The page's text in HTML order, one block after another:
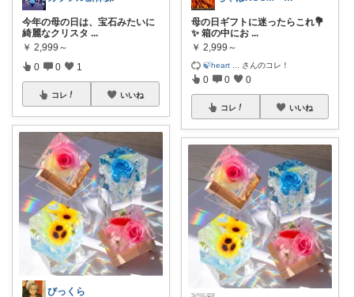
今年の母の日は、宝石みたいに
綺麗なクリスタ ...
￥ 2,999～
0 0 1
コレ いいね
びっくら
母の日ギフトに迷ったらこれ💐
✨ 箱の中にお ...
￥ 2,999～
🍃heart さんのコレ！
0 0 0
コレ いいね